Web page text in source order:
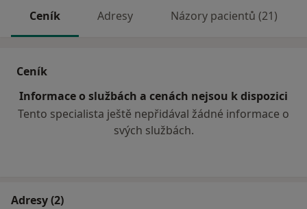
Ceník Adresy Názory pacientů (21)
Ceník
Informace o službách a cenách nejsou k dispozici
Tento specialista ještě nepřidával žádné informace o
svých službách.
Adresy (2)